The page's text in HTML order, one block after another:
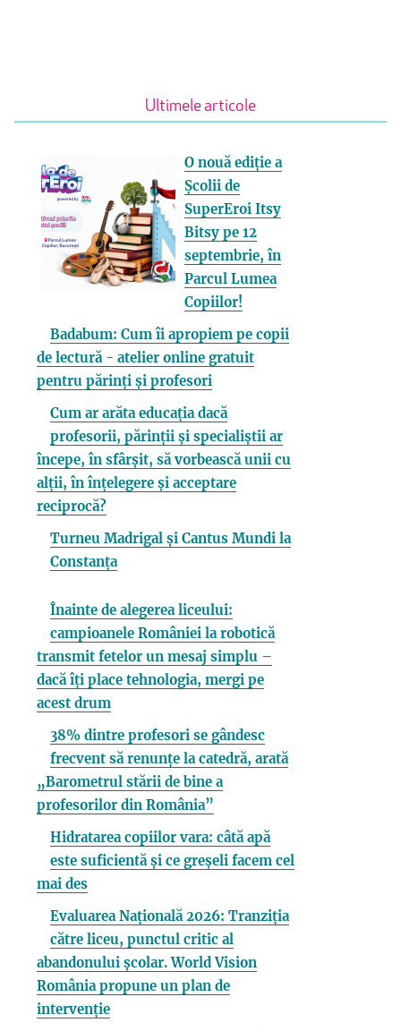
Ultimele articole
O nouă ediție a
Școlii de
SuperEroi Itsy
Bitsy pe 12
septembrie, în
Parcul Lumea
Copiilor!
Badabum: Cum îi apropiem pe copii
de lectură - atelier online gratuit
pentru părinți și profesori
Cum ar arăta educația dacă
profesorii, părinții și specialiștii ar
începe, în sfârșit, să vorbească unii cu
alții, în înțelegere și acceptare
reciprocă?
Turneu Madrigal și Cantus Mundi la
Constanța
Înainte de alegerea liceului:
campioanele României la robotică
transmit fetelor un mesaj simplu –
dacă îți place tehnologia, mergi pe
acest drum
38% dintre profesori se gândesc
frecvent să renunțe la catedră, arată
„Barometrul stării de bine a
profesorilor din România”
Hidratarea copiilor vara: câtă apă
este suficientă și ce greșeli facem cel
mai des
Evaluarea Națională 2026: Tranziția
către liceu, punctul critic al
abandonului școlar. World Vision
România propune un plan de
intervenție